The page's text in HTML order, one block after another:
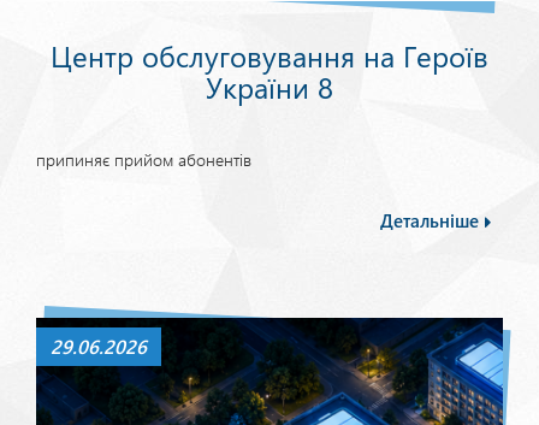
Центр обслуговування на Героїв
України 8
припиняє прийом абонентів
Детальніше
29.06.2026